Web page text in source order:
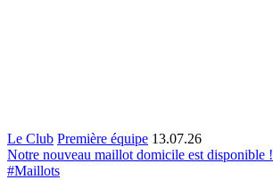
Le Club Première équipe 13.07.26
Notre nouveau maillot domicile est disponible !
#Maillots